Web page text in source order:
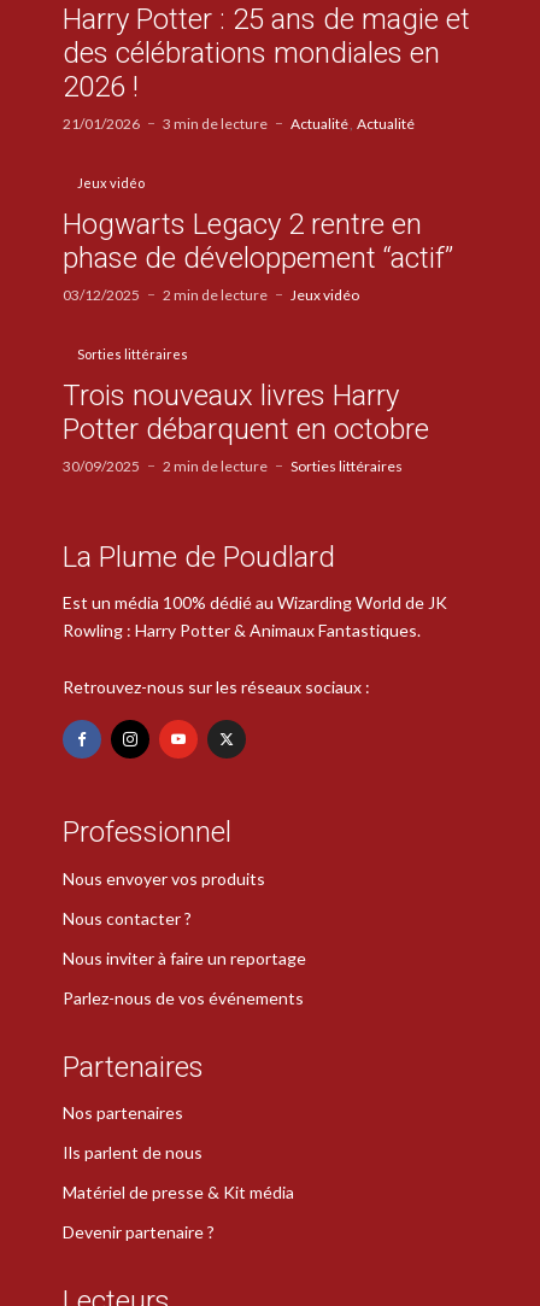
Harry Potter : 25 ans de magie et
des célébrations mondiales en
2026 !
21/01/2026 3 min de lecture Actualité Actualité
Jeux vidéo
Hogwarts Legacy 2 rentre en
phase de développement “actif”
03/12/2025 2 min de lecture Jeux vidéo
Sorties littéraires
Trois nouveaux livres Harry
Potter débarquent en octobre
30/09/2025 2 min de lecture Sorties littéraires
La Plume de Poudlard
Est un média 100% dédié au Wizarding World de JK
Rowling : Harry Potter & Animaux Fantastiques.
Retrouvez-nous sur les réseaux sociaux :
Professionnel
Nous envoyer vos produits
Nous contacter ?
Nous inviter à faire un reportage
Parlez-nous de vos événements
Partenaires
Nos partenaires
Ils parlent de nous
Matériel de presse & Kit média
Devenir partenaire ?